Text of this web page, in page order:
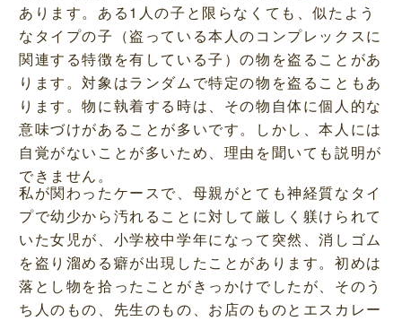
あります。ある1人の子と限らなくても、似たよう
なタイプの子（盗っている本人のコンプレックスに
関連する特徴を有している子）の物を盗ることがあ
ります。対象はランダムで特定の物を盗ることもあ
ります。物に執着する時は、その物自体に個人的な
意味づけがあることが多いです。しかし、本人には
自覚がないことが多いため、理由を聞いても説明が
できません。
私が関わったケースで、母親がとても神経質なタイ
プで幼少から汚れることに対して厳しく躾けられて
いた女児が、小学校中学年になって突然、消しゴム
を盗り溜める癖が出現したことがあります。初めは
落とし物を拾ったことがきっかけでしたが、そのう
ち人のもの、先生のもの、お店のものとエスカレー